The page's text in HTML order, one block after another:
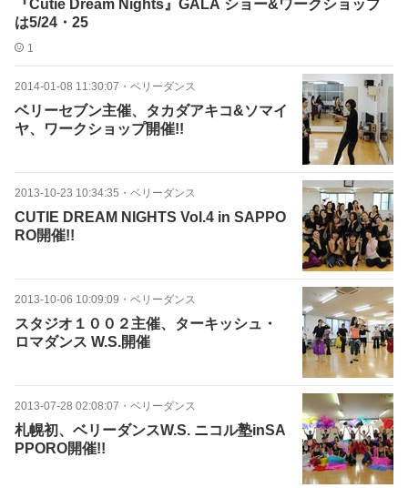
『Cutie Dream Nights』GALA ショー&ワークショップ
は5/24・25
1
2014-01-08 11:30:07 ・ ベリーダンス
ベリーセブン主催、タカダアキコ&ソマイ
ヤ、ワークショップ開催!!
2013-10-23 10:34:35 ・ ベリーダンス
CUTIE DREAM NIGHTS Vol.4 in SAPPO
RO開催!!
2013-10-06 10:09:09 ・ ベリーダンス
スタジオ１００２主催、ターキッシュ・
ロマダンス W.S.開催
2013-07-28 02:08:07 ・ ベリーダンス
札幌初、ベリーダンスW.S. ニコル塾inSA
PPORO開催!!